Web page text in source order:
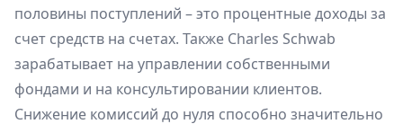
половины поступлений – это процентные доходы за
счет средств на счетах. Также Charles Schwab
зарабатывает на управлении собственными
фондами и на консультировании клиентов.
Снижение комиссий до нуля способно значительно